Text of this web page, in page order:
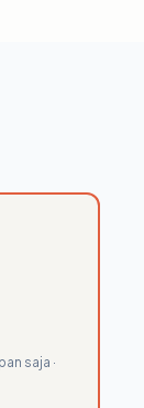
saja ·